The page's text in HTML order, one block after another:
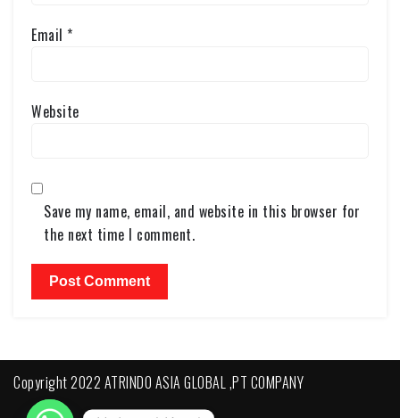
Email *
Website
Save my name, email, and website in this browser for
the next time I comment.